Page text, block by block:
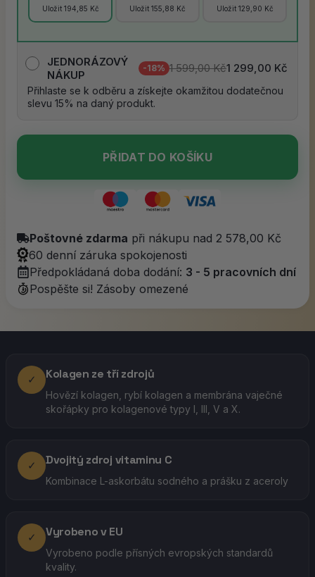
Uložit 194,85 Kč Uložit 155,88 Kč Uložit 129,90 Kč
JEDNORÁZOVÝ
NÁKUP
-18% 1 599,00 Kč1 299,00 Kč
Přihlaste se k odběru a získejte okamžitou dodatečnou
slevu 15% na daný produkt.
PŘIDAT DO KOŠÍKU
Poštovné zdarma při nákupu nad 2 578,00 Kč
60 denní záruka spokojenosti
Předpokládaná doba dodání: 3 - 5 pracovních dní
Pospěšte si! Zásoby omezené
✓ Kolagen ze tří zdrojů
Hovězí kolagen, rybí kolagen a membrána vaječné
skořápky pro kolagenové typy I, III, V a X.
✓ Dvojitý zdroj vitaminu C
Kombinace L-askorbátu sodného a prášku z aceroly
✓ Vyrobeno v EU
Vyrobeno podle přísných evropských standardů
kvality.